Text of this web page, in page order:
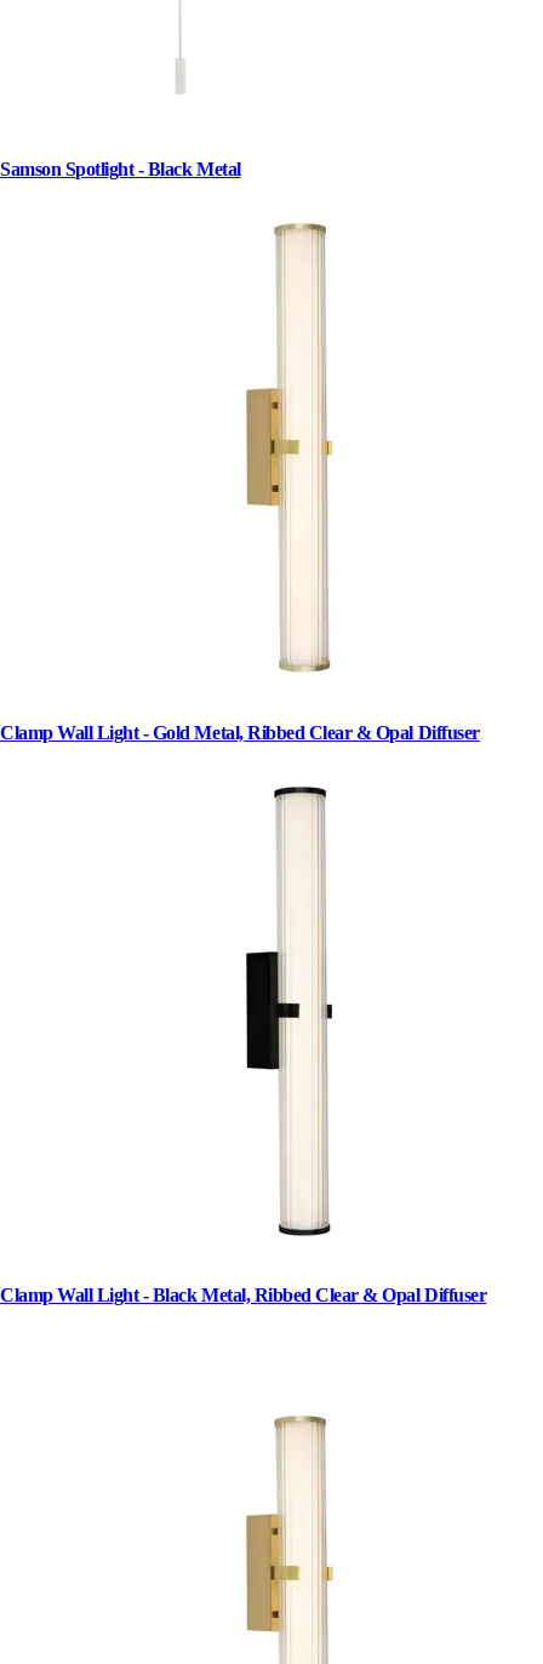
Samson Spotlight - Black Metal
Clamp Wall Light - Gold Metal, Ribbed Clear & Opal Diffuser
Clamp Wall Light - Black Metal, Ribbed Clear & Opal Diffuser